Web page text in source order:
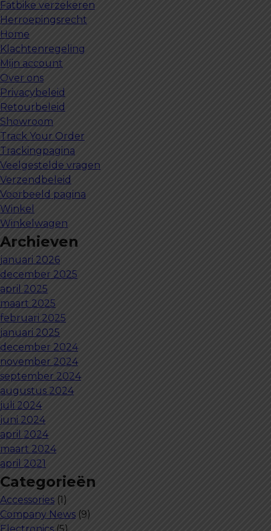
Fatbike verzekeren
Herroepingsrecht
Home
Klachtenregeling
Mijn account
Over ons
Privacybeleid
Retourbeleid
Showroom
Track Your Order
Trackingpagina
Veelgestelde vragen
Verzendbeleid
Voorbeeld pagina
Winkel
Winkelwagen
Archieven
januari 2026
december 2025
april 2025
maart 2025
februari 2025
januari 2025
december 2024
november 2024
september 2024
augustus 2024
juli 2024
juni 2024
april 2024
maart 2024
april 2021
Categorieën
Accessories (1)
Company News (9)